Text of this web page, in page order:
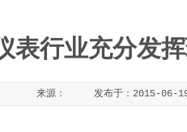
表行业充分发
来源： 发布于： 2015-06-